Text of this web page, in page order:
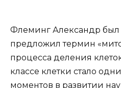
Флеминг Александр был
предложил термин
процесса деления
классе клетки стало
моментов в развитии